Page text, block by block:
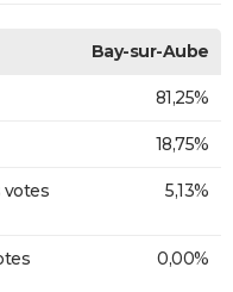
Bay-sur-Aube
81,25%
18,75%
votes
5,13%
0,00%